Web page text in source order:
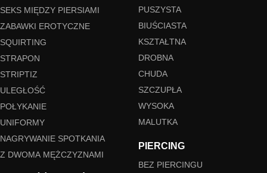
SEKS MIĘDZY PIERSIAMI
ZABAWKI EROTYCZNE
SQUIRTING
STRAPON
STRIPTIZ
ULEGŁOŚĆ
POŁYKANIE
UNIFORMY
NAGRYWANIE SPOTKANIA
Z DWOMA MĘŻCZYZNAMI
PUSZYSTA
BIUŚCIASTA
KSZTAŁTNA
DROBNA
CHUDA
SZCZUPŁA
WYSOKA
MALUTKA
PIERCING
BEZ PIERCINGU